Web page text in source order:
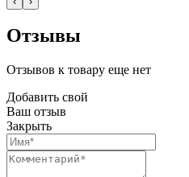
Отзывы
Отзывов к товару еще нет
Добавить свой
Ваш отзыв
Закрыть